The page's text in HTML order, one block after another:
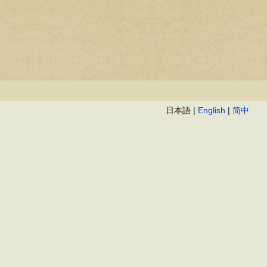
日本語 | English 简中